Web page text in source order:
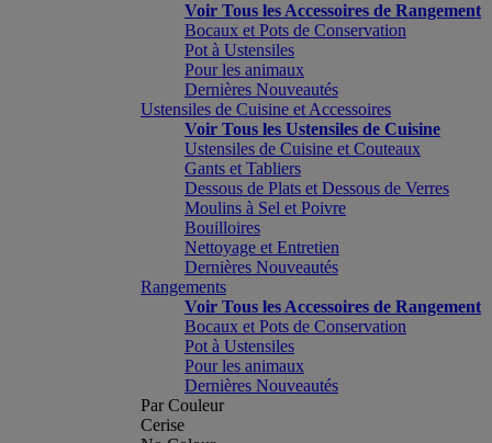
Voir Tous les Accessoires de Rangement
Bocaux et Pots de Conservation
Pot à Ustensiles
Pour les animaux
Dernières Nouveautés
Ustensiles de Cuisine et Accessoires
Voir Tous les Ustensiles de Cuisine
Ustensiles de Cuisine et Couteaux
Gants et Tabliers
Dessous de Plats et Dessous de Verres
Moulins à Sel et Poivre
Bouilloires
Nettoyage et Entretien
Dernières Nouveautés
Rangements
Voir Tous les Accessoires de Rangement
Bocaux et Pots de Conservation
Pot à Ustensiles
Pour les animaux
Dernières Nouveautés
Par Couleur
Cerise